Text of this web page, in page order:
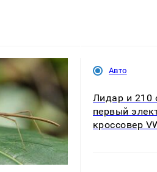
Авто
Лидар и 210
первый
кроссовер